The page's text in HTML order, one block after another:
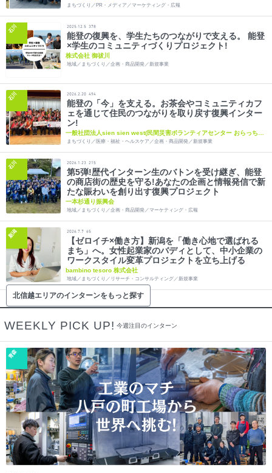
まちづくり／PR・メディア／マーケティング・広報
石川 2025.12.5 378
能登の復興を、学生たちのつながりで支える。 能登
×学生のコミュニティづくりプロジェクト!
株式会社 御祓川
地域／まちづくり／企画・商品開発／新規事業
石川 2026.2.20 494
能登の「今」を支える。お茶会やコミュニティカフ
ェを通じて住民のつながりを取り戻す復興インター
ン!
一般社団法人sien sien west(民間災害ボランティアセンター おらっちゃ
七尾)
まちづくり／医療・福祉・ヘルスケア／企画・商品開発／新規事業
石川 2026.1.23 215
第5弾!歴代インターン生のバトンを受け継ぎ、能登
の商店街の歴史を守る!あなたの企画と情報発信で新
たな賑わいを創り出す復興プロジェクト
一本杉通り振興会
地域／まちづくり／企画・商品開発／マーケティング・広報
新潟 2026.7.7 65
【ゼロイチ×働き方】新潟を「働き心地で選ばれる
まち」へ。女性起業家のバディとして、中小企業の
ワークスタイル変革プロジェクトを立ち上げる
bambino tesoro 株式会社
地域／まちづくり／リサーチ・コンサルティング／新規事業
北信越エリアのインターンをもっと探す
WEEKLY PICK UP! 今週注目のインターン
青森